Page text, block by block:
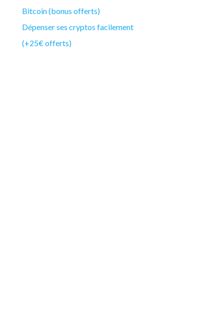
Bitcoin (bonus offerts)
Dépenser ses cryptos facilement
(+25€ offerts)